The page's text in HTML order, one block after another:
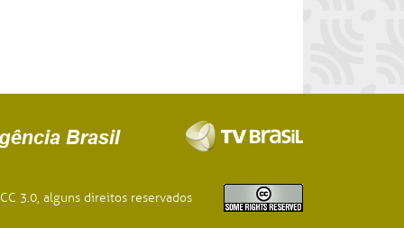
CC 3.0, alguns direitos reservados